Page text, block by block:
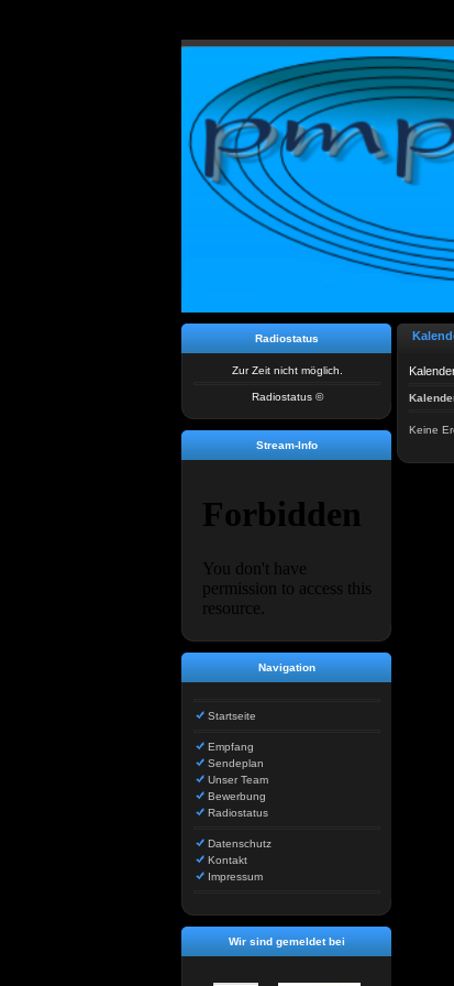
Radiostatus
Zur Zeit nicht möglich.
Radiostatus ©
Stream-Info
Navigation
Startseite
Empfang
Sendeplan
Unser Team
Bewerbung
Radiostatus
Datenschutz
Kontakt
Impressum
Wir sind gemeldet bei
Keine